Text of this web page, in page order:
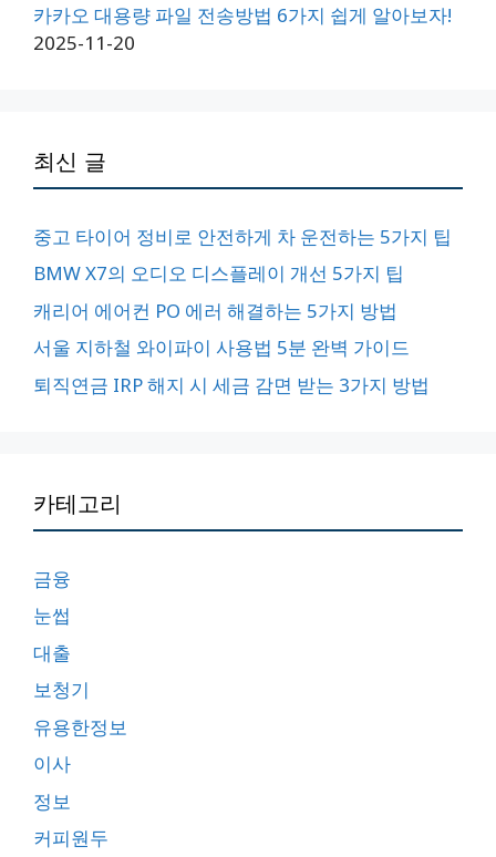
카카오 대용량 파일 전송방법 6가지 쉽게 알아보자!
2025-11-20
최신 글
중고 타이어 정비로 안전하게 차 운전하는 5가지 팁
BMW X7의 오디오 디스플레이 개선 5가지 팁
캐리어 에어컨 PO 에러 해결하는 5가지 방법
서울 지하철 와이파이 사용법 5분 완벽 가이드
퇴직연금 IRP 해지 시 세금 감면 받는 3가지 방법
카테고리
금융
눈썹
대출
보청기
유용한정보
이사
정보
커피원두